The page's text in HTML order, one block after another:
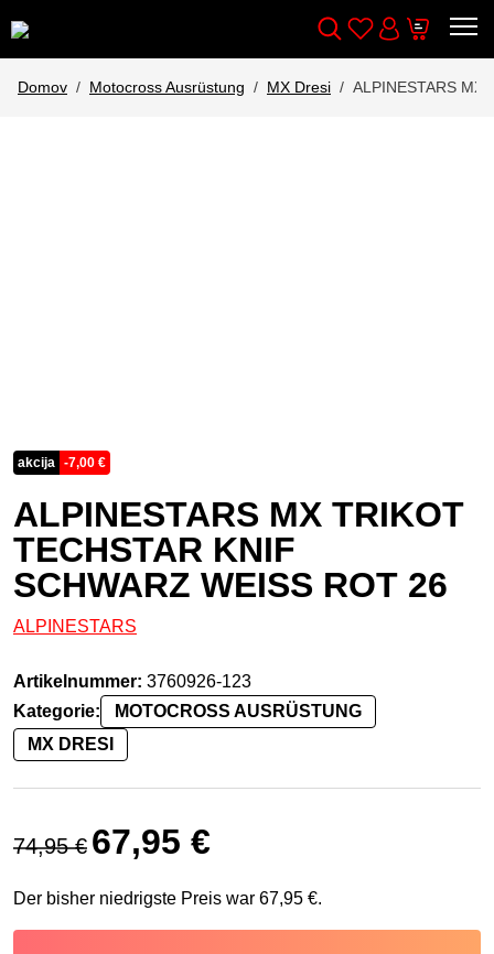
Wishlist
Cart
Domov Motocross Ausrüstung MX Dresi ALPINESTARS MX
akcija -7,00 €
ALPINESTARS MX TRIKOT
TECHSTAR KNIF
SCHWARZ WEISS ROT 26
ALPINESTARS
Artikelnummer: 3760926-123
Kategorie:
MOTOCROSS AUSRÜSTUNG
MX DRESI
74,95€
Ursprünglicher Preis war: 74,95 €
67,95 €
Der bisher niedrigste Preis war 67,95 €.